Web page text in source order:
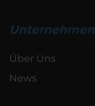
Unternehmen
Über Uns
News